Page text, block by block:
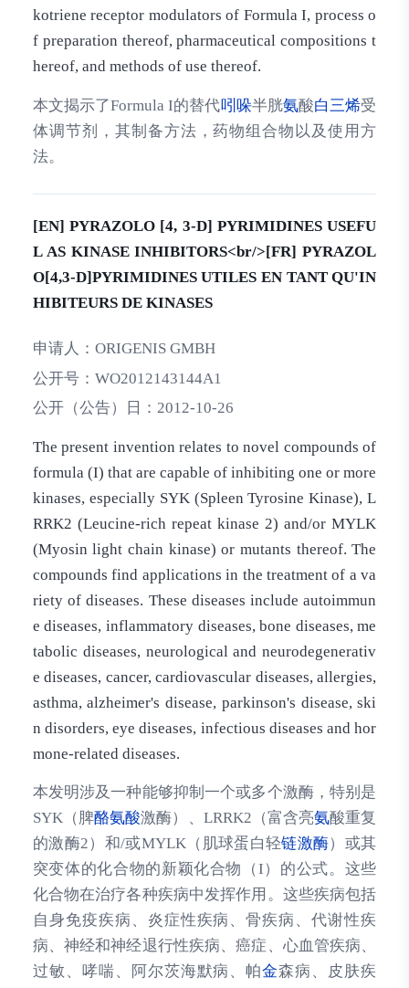
kotriene receptor modulators of Formula I, process o
f preparation thereof, pharmaceutical compositions t
hereof, and methods of use thereof.
本文揭示了Formula I的替代吲哚半胱氨酸白三烯受
体调节剂，其制备方法，药物组合物以及使用方
法。
[EN] PYRAZOLO [4, 3-D] PYRIMIDINES USEFU
L AS KINASE INHIBITORS<br/>[FR] PYRAZOL
O[4,3-D]PYRIMIDINES UTILES EN TANT QU'IN
HIBITEURS DE KINASES
申请人： ORIGENIS GMBH
公开号： WO2012143144A1
公开（公告）日： 2012-10-26
The present invention relates to novel compounds of
formula (I) that are capable of inhibiting one or more
kinases, especially SYK (Spleen Tyrosine Kinase), L
RRK2 (Leucine-rich repeat kinase 2) and/or MYLK
(Myosin light chain kinase) or mutants thereof. The
compounds find applications in the treatment of a va
riety of diseases. These diseases include autoimmun
e diseases, inflammatory diseases, bone diseases, me
tabolic diseases, neurological and neurodegenerativ
e diseases, cancer, cardiovascular diseases, allergies,
asthma, alzheimer's disease, parkinson's disease, ski
n disorders, eye diseases, infectious diseases and hor
mone-related diseases.
本发明涉及一种能够抑制一个或多个激酶，特别是
SYK（脾酪氨酸激酶）、LRRK2（富含亮氨酸重复
的激酶2）和/或MYLK（肌球蛋白轻链激酶）或其
突变体的化合物的新颖化合物（I）的公式。这些
化合物在治疗各种疾病中发挥作用。这些疾病包括
自身免疫疾病、炎症性疾病、骨疾病、代谢性疾
病、神经和神经退行性疾病、癌症、心血管疾病、
过敏、哮喘、阿尔茨海默病、帕金森病、皮肤疾